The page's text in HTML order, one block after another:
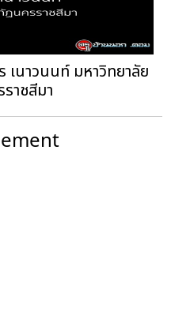
เนาวนนท์ มหาวิทยาลัย
าชสีมา